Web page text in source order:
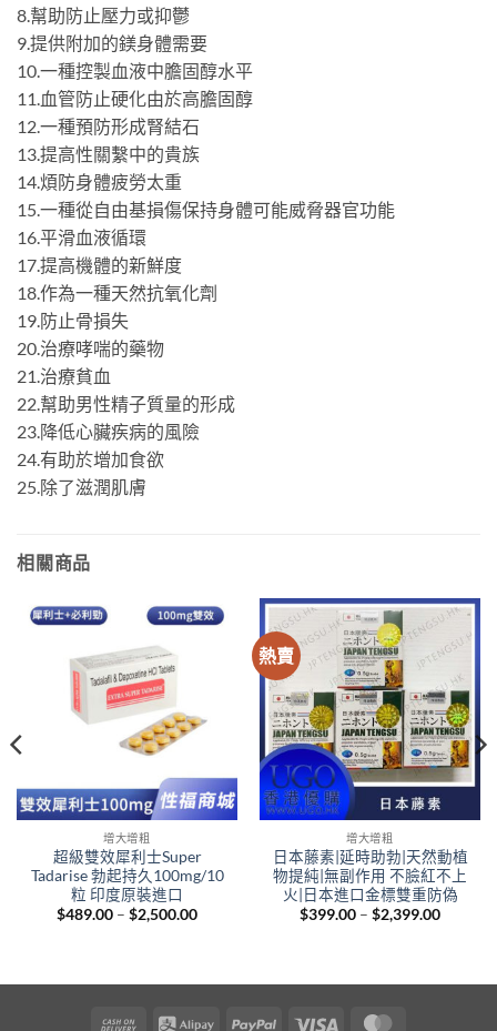
8.幫助防止壓力或抑鬱
9.提供附加的鎂身體需要
10.一種控製血液中膽固醇水平
11.血管防止硬化由於高膽固醇
12.一種預防形成腎結石
13.提高性關繫中的貴族
14.煩防身體疲勞太重
15.一種從自由基損傷保持身體可能威脅器官功能
16.平滑血液循環
17.提高機體的新鮮度
18.作為一種天然抗氧化劑
19.防止骨損失
20.治療哮喘的藥物
21.治療貧血
22.幫助男性精子質量的形成
23.降低心臟疾病的風險
24.有助於增加食欲
25.除了滋潤肌膚
相關商品
增大增粗
超級雙效犀利士Super
Tadarise 勃起持久100mg/10
粒 印度原裝進口
$489.00 – $2,500.00Price
熱賣
增大增粗
日本藤素|延時助勃|天然動植
物提純|無副作用 不臉紅不上
火|日本進口金標雙重防偽
$399.00 – $2,399.00Price
Cash Alipay PayPal Visa